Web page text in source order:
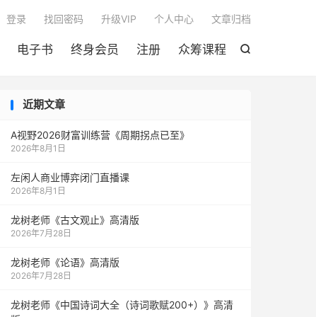

电子书 终身会员 注册 众筹课程
登录 找回密码 升级VIP 个人中心 文章归档
近期文章
A视野2026财富训练营《周期拐点已至》
2026年8月1日
左闲人商业博弈闭门直播课
2026年8月1日
龙树老师《古文观止》高清版
2026年7月28日
龙树老师《论语》高清版
2026年7月28日
龙树老师《中国诗词大全（诗词歌赋200+）》高清